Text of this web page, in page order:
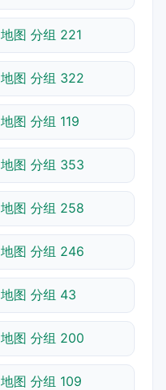
地图 分组 221
地图 分组 322
地图 分组 119
地图 分组 353
地图 分组 258
地图 分组 246
地图 分组 43
地图 分组 200
地图 分组 109